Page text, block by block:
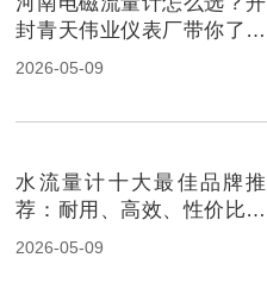
封青天伟业仪表厂带你了解
最佳选择
2026-05-09
水流量计十大最佳品牌推
荐：耐用、高效、性价比超
高！
2026-05-09